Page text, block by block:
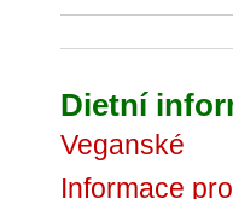
Dietní
Veganské
Informace